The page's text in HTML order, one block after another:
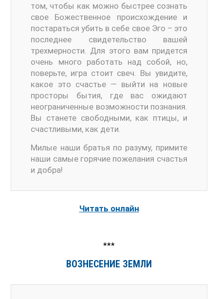
том, чтобы как можно быстрее сознать
свое Божественное происхождение и
постараться убить в себе свое Эго – это
последнее свидетельство вашей
трехмерности. Для этого вам придется
очень много работать над собой, но,
поверьте, игра стоит свеч. Вы увидите,
какое это счастье — выйти на новые
просторы бытия, где вас ожидают
неограниченные возможности познания.
Вы станете свободными, как птицы, и
счастливыми, как дети.
Милые наши братья по разуму, примите
наши самые горячие пожелания счастья
и добра!
Читать онлайн
***
ВОЗНЕСЕНИЕ ЗЕМЛИ